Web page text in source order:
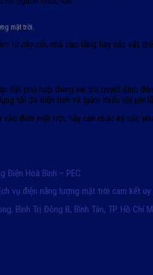
mặt trời.
từ cây cối, nhà cao tầng hay các vật
đặt phù hợp đóng vai trò quyết định
tối đa diện tích và giảm thiểu chi phí
vào điện mặt trời, hãy cân nhắc kỹ các
Điện Hoà Bình – PEC
vụ điện năng lượng mặt trời cam kết
Bình Trị Đông B, Bình Tân, TP. Hồ Chí